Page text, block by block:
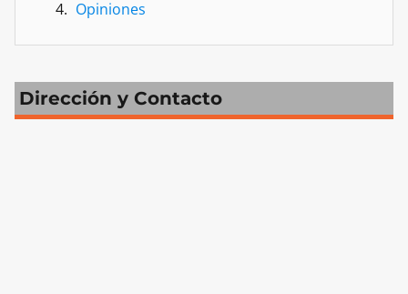
Opiniones
Dirección y Contacto